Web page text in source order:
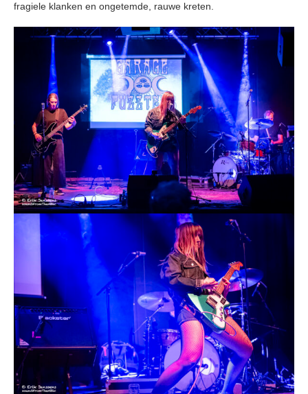
fragiele klanken en ongetemde, rauwe kreten.